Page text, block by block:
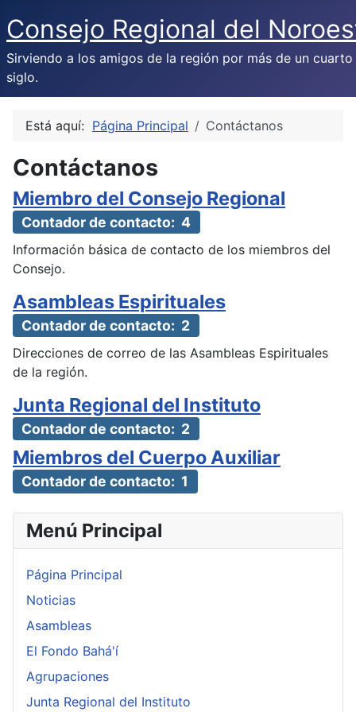
Consejo Regional del
Sirviendo a los amigos de la región por más de un cuarto
siglo.
Menú Principal
Página Principal
Noticias
Asambleas
El Fondo Bahá'í
Agrupaciones
Junta Regional del Instituto
Está aquí: Página Principal Contáctanos
Contáctanos
Miembro del Consejo Regional
Contador de contacto: 4
Información básica de contacto de los miembros del
Consejo.
Asambleas Espirituales
Contador de contacto: 2
Direcciones de correo de las Asambleas Espirituales
de la región.
Junta Regional del Instituto
Contador de contacto: 2
Miembros del Cuerpo Auxiliar
Contador de contacto: 1